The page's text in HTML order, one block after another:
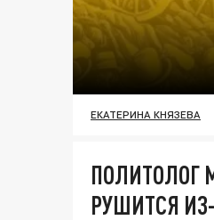
ЕКАТЕРИНА КНЯЗЕВА
ПОЛИТОЛОГ
РУШИТСЯ